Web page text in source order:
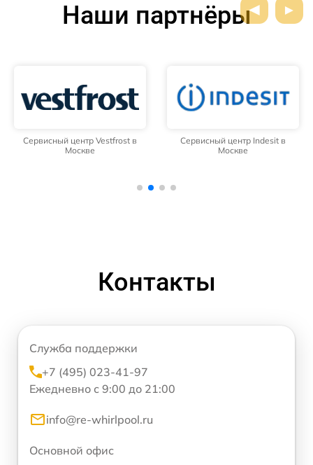
Наши партнёры
Сервисный центр Vestfrost в
Москве
Сервисный центр Indesit в
Москве
Контакты
Служба поддержки
+7 (495) 023-41-97
Ежедневно с 9:00 до 21:00
info@re-whirlpool.ru
Основной офис